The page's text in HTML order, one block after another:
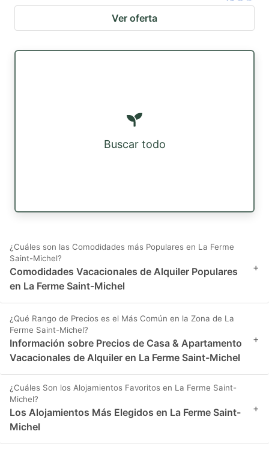
Ver oferta
Buscar todo
¿Cuáles son las Comodidades más Populares en La Ferme
Saint-Michel?
Comodidades Vacacionales de Alquiler Populares
en La Ferme Saint-Michel
+
¿Qué Rango de Precios es el Más Común en la Zona de La
Ferme Saint-Michel?
Información sobre Precios de Casa & Apartamento
Vacacionales de Alquiler en La Ferme Saint-Michel
+
¿Cuáles Son los Alojamientos Favoritos en La Ferme Saint-
Michel?
Los Alojamientos Más Elegidos en La Ferme Saint-
Michel
+